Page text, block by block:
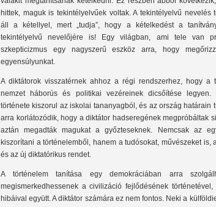
hittek, maguk is tekintélyelvűek voltak. A tekintélyelvű nevelés
áll a kétellyel, mert „tudja”, hogy a kételkedést a
tekintélyelvű nevelőjére is! Egy világban, ami tele van
szkepticizmus egy nagyszerű eszköz arra, hogy
egyensúlyunkat.
A diktátorok visszatérnek ahhoz a régi rendszerhez, hogy a
nemzet háborús és politikai vezéreinek dicsőítése legyen.
története kiszorul az iskolai tananyagból, és az ország határain
arra korlátozódik, hogy a diktátor hadseregének megpróbáltak
aztán megadták magukat a győzteseknek. Nemcsak az
kiszorítani a történelemből, hanem a tudósokat, művészeket is,
és az új diktatórikus rendet.
A történelem tanítása egy demokráciában arra
megismerkedhessenek a civilizáció fejlődésének
hibáival együtt. A diktátor számára ez nem fontos. Neki a